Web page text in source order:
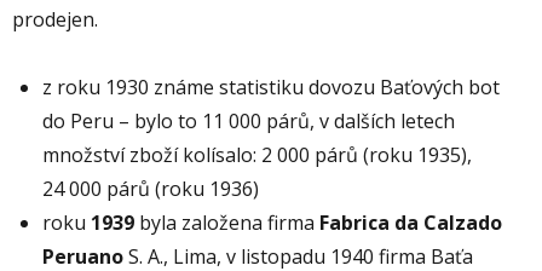
prodejen.
z roku 1930 známe statistiku dovozu Baťových bot
do Peru – bylo to 11 000 párů, v dalších letech
množství zboží kolísalo: 2 000 párů (roku 1935),
24 000 párů (roku 1936)
roku 1939 byla založena firma Fabrica da Calzado
PeruanoS. A., Lima, v listopadu 1940 firma Baťa